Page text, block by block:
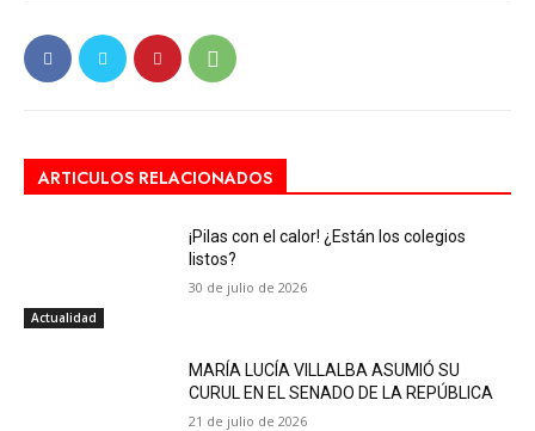
ARTICULOS RELACIONADOS
Actualidad
¡Pilas con el calor! ¿Están los colegios
listos?
30 de julio de 2026
MARÍA LUCÍA VILLALBA ASUMIÓ SU
CURUL EN EL SENADO DE LA REPÚBLICA
21 de julio de 2026